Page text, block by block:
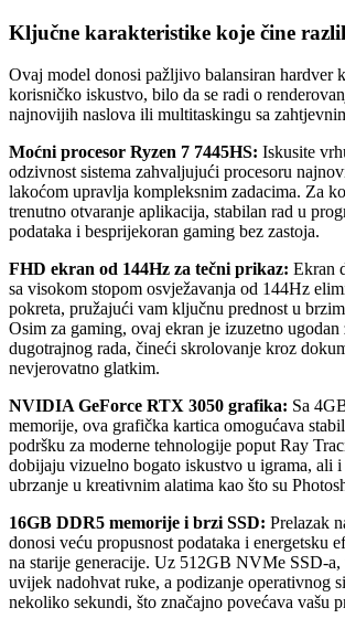
Ključne karakteristike koje čine
Ovaj model donosi pažljivo balansiran hardver
korisničko iskustvo, bilo da se radi o
najnovijih naslova ili multitaskingu sa
Moćni procesor Ryzen 7 7445HS: Iskusite
odzivnost sistema zahvaljujući procesoru
lakoćom upravlja kompleksnim zadacima. Za
trenutno otvaranje aplikacija, stabilan rad u
podataka i besprijekoran gaming bez zastoja.
FHD ekran od 144Hz za tečni prikaz: Ekran
sa visokom stopom osvježavanja od 144Hz
pokreta, pružajući vam ključnu prednost u
Osim za gaming, ovaj ekran je izuzetno
dugotrajnog rada, čineći skrolovanje kroz
nevjerovatno glatkim.
NVIDIA GeForce RTX 3050 grafika: Sa
memorije, ova grafička kartica omogućava
podršku za moderne tehnologije poput Ray
dobijaju vizuelno bogato iskustvo u igrama, ali i
ubrzanje u kreativnim alatima kao što su
16GB DDR5 memorije i brzi SSD: Prelazak
donosi veću propusnost podataka i energetsku
na starije generacije. Uz 512GB NVMe SSD-a,
uvijek nadohvat ruke, a podizanje operativnog
nekoliko sekundi, što značajno povećava vašu